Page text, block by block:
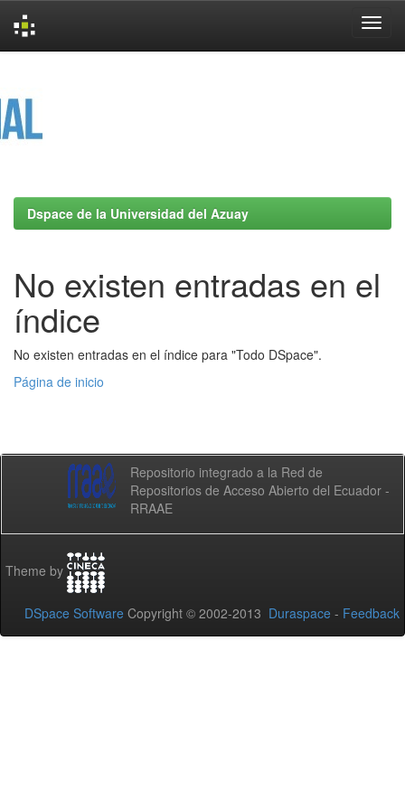
Dspace de la Universidad del Azuay
No existen entradas en el
índice
No existen entradas en el índice para "Todo DSpace".
Página de inicio
Repositorio integrado a la Red de
Repositorios de Acceso Abierto del Ecuador -
RRAAE
Theme by
DSpace Software Copyright © 2002-2013 Duraspace - Feedback